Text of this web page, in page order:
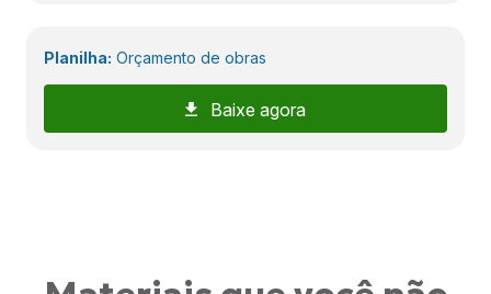
Planilha: Orçamento de obras
Baixe agora